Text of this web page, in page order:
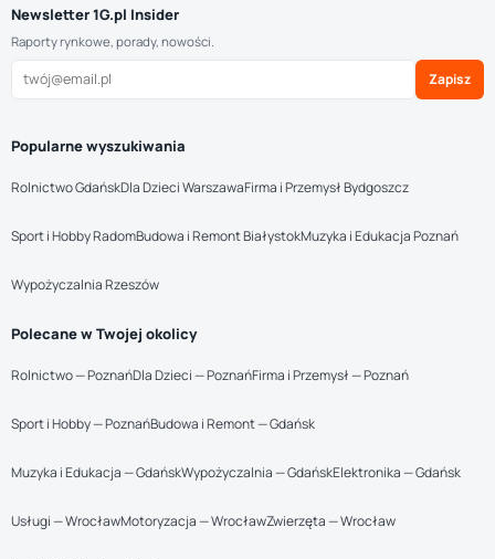
Newsletter 1G.pl Insider
Raporty rynkowe, porady, nowości.
Zapisz
Popularne wyszukiwania
Rolnictwo GdańskDla Dzieci WarszawaFirma i Przemysł Bydgoszcz
Sport i Hobby RadomBudowa i Remont BiałystokMuzyka i Edukacja Poznań
Wypożyczalnia Rzeszów
Polecane w Twojej okolicy
Rolnictwo — PoznańDla Dzieci — PoznańFirma i Przemysł — Poznań
Sport i Hobby — PoznańBudowa i Remont — Gdańsk
Muzyka i Edukacja — GdańskWypożyczalnia — GdańskElektronika — Gdańsk
Usługi — WrocławMotoryzacja — WrocławZwierzęta — Wrocław